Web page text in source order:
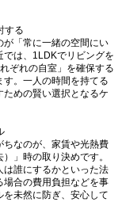
する
が「常に一緒の空間にい
では、1LDKでリビングを
ぞれの自室」を確保する
す。一人の時間を持てる
ための賢い選択となるケ
ちなのが、家賃や光熱費
」時の取り決めです。
は誰にするかといった法
場合の費用負担などを事
未然に防ぎ、安心して